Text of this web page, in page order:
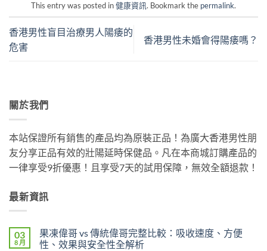
This entry was posted in健康資訊. Bookmark the permalink.
香港男性盲目治療男人陽痿的
危害
香港男性未婚會得陽痿嗎？
關於我們
本站保證所有銷售的產品均為原裝正品！為廣大香港男性朋
友分享正品有效的壯陽延時保健品。凡在本商城訂購產品的
一律享受9折優惠！且享受7天的試用保障，無效全額退款！
最新資訊
03
8 月
果凍偉哥 vs 傳統偉哥完整比較：吸收速度、方便
性、效果與安全性全解析